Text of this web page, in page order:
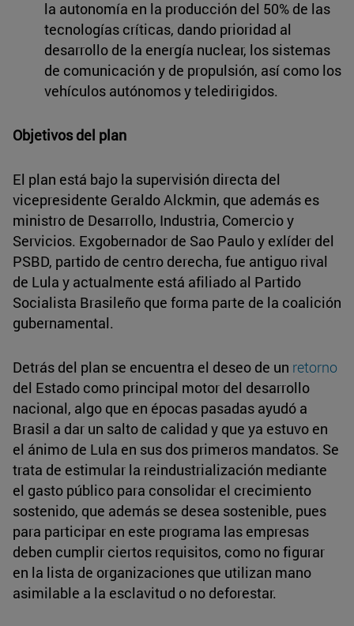
la autonomía en la producción del 50% de las
tecnologías críticas, dando prioridad al
desarrollo de la energía nuclear, los sistemas
de comunicación y de propulsión, así como los
vehículos autónomos y teledirigidos.
Objetivos del plan
El plan está bajo la supervisión directa del
vicepresidente Geraldo Alckmin, que además es
ministro de Desarrollo, Industria, Comercio y
Servicios. Exgobernador de Sao Paulo y exlíder del
PSBD, partido de centro derecha, fue antiguo rival
de Lula y actualmente está afiliado al Partido
Socialista Brasileño que forma parte de la coalición
gubernamental.
Detrás del plan se encuentra el deseo de un retorno
del Estado como principal motor del desarrollo
nacional, algo que en épocas pasadas ayudó a
Brasil a dar un salto de calidad y que ya estuvo en
el ánimo de Lula en sus dos primeros mandatos. Se
trata de estimular la reindustrialización mediante
el gasto público para consolidar el crecimiento
sostenido, que además se desea sostenible, pues
para participar en este programa las empresas
deben cumplir ciertos requisitos, como no figurar
en la lista de organizaciones que utilizan mano
asimilable a la esclavitud o no deforestar.